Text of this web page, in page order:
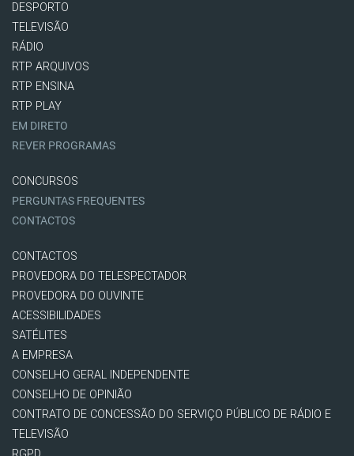
DESPORTO
TELEVISÃO
RÁDIO
RTP ARQUIVOS
RTP ENSINA
RTP PLAY
EM DIRETO
REVER PROGRAMAS
CONCURSOS
PERGUNTAS FREQUENTES
CONTACTOS
CONTACTOS
PROVEDORA DO TELESPECTADOR
PROVEDORA DO OUVINTE
ACESSIBILIDADES
SATÉLITES
A EMPRESA
CONSELHO GERAL INDEPENDENTE
CONSELHO DE OPINIÃO
CONTRATO DE CONCESSÃO DO SERVIÇO PÚBLICO DE RÁDIO E
TELEVISÃO